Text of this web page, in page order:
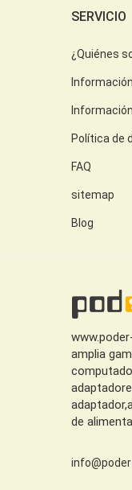
SERVICIO
¿Quiénes
Política de
FAQ
sitemap
Blog
amplia
de